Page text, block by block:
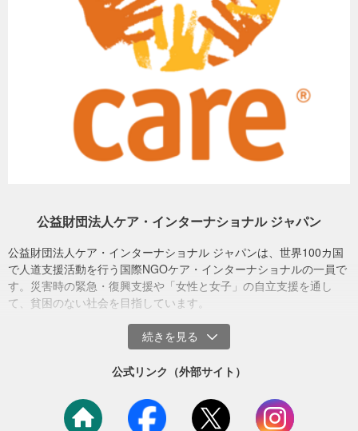
ヘルスと月経衛生管理に関するオリエンテーションも行います。
生理中の女性や女子を隔離するヒンドゥー教の慣習「チャウパデ
生理小屋（ネパール西部 2013年5月10日）
ヒンドゥー教を信じる一部の地域では、生理は不浄なものとされ、
の母屋からの隔離です。
HRDCの三者間での基本合意書を作成し、耐震性の高い校舎の建設
を実現しました。工事は学校運営委員会が主導する学校建設委員会
と、CAREの訓練を受けた12名の技術者によって実施されました。
その結果、80名の生徒（男子45名、女子35名）が4名の教師の指導
のもと安全な学習環境で学んでいます。災害に強い学校づくりは、
子どもたちの学ぶ権利の保障につながったのみならず、安全が確保
された教室が整備されたことで、生徒と教師の意欲が高まり、出席
率と学習進度の向上も期待されています。
設。これにより生徒や教師が適切なトイレ設備を利用できるように
小学校のトイレ設営（ネパール 2025年10月中間報告書より）
公益財団法人ケア・インターナショナル ジャパン
公益財団法人ケア・インターナショナル ジャパンは、世界100カ国
で人道支援活動を行う国際NGOケア・インターナショナルの一員で
す。災害時の緊急・復興支援や「女性と女子」の自立支援を通し
て、貧困のない社会を目指しています。
公式リンク（外部サイト）